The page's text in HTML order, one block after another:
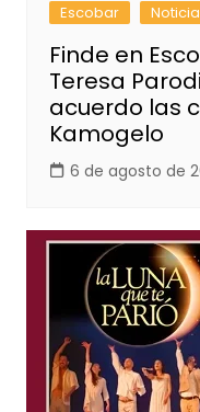
Escobar
Finde en
Teresa
acuerdo las
Kamogelo
6 de agosto de